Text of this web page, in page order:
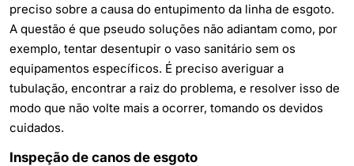
preciso sobre a causa do entupimento da linha de esgoto.
A questão é que pseudo soluções não adiantam como, por
exemplo, tentar desentupir o vaso sanitário sem os
equipamentos específicos. É preciso averiguar a
tubulação, encontrar a raiz do problema, e resolver isso de
modo que não volte mais a ocorrer, tomando os devidos
cuidados.
Inspeção de canos de esgoto